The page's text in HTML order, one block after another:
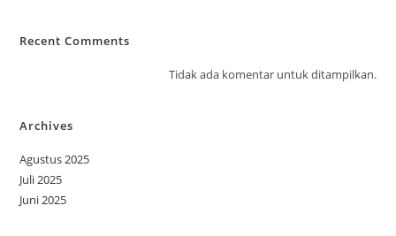
Recent Comments
Tidak ada komentar untuk ditampilkan.
Archives
Agustus 2025
Juli 2025
Juni 2025